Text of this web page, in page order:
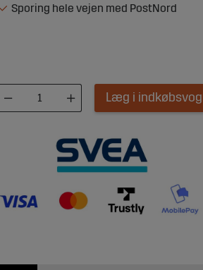
Sporing hele vejen med PostNord
Læg i